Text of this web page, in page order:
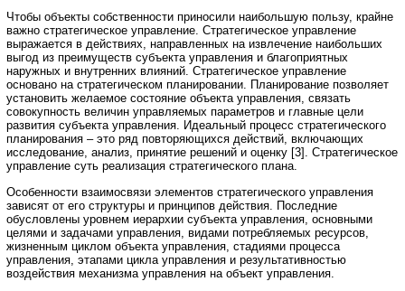
Чтобы объекты собственности приносили наибольшую пользу, крайне
важно стратегическое управление. Стратегическое управление
выражается в действиях, направленных на извлечение наибольших
выгод из преимуществ субъекта управления и благоприятных
наружных и внутренних влияний. Стратегическое управление
основано на стратегическом планировании. Планирование позволяет
установить желаемое состояние объекта управления, связать
совокупность величин управляемых параметров и главные цели
развития субъекта управления. Идеальный процесс стратегического
планирования – это ряд повторяющихся действий, включающих
исследование, анализ, принятие решений и оценку [3]. Стратегическое
управление суть реализация стратегического плана.
Особенности взаимосвязи элементов стратегического управления
зависят от его структуры и принципов действия. Последние
обусловлены уровнем иерархии субъекта управления, основными
целями и задачами управления, видами потребляемых ресурсов,
жизненным циклом объекта управления, стадиями процесса
управления, этапами цикла управления и результативностью
воздействия механизма управления на объект управления.